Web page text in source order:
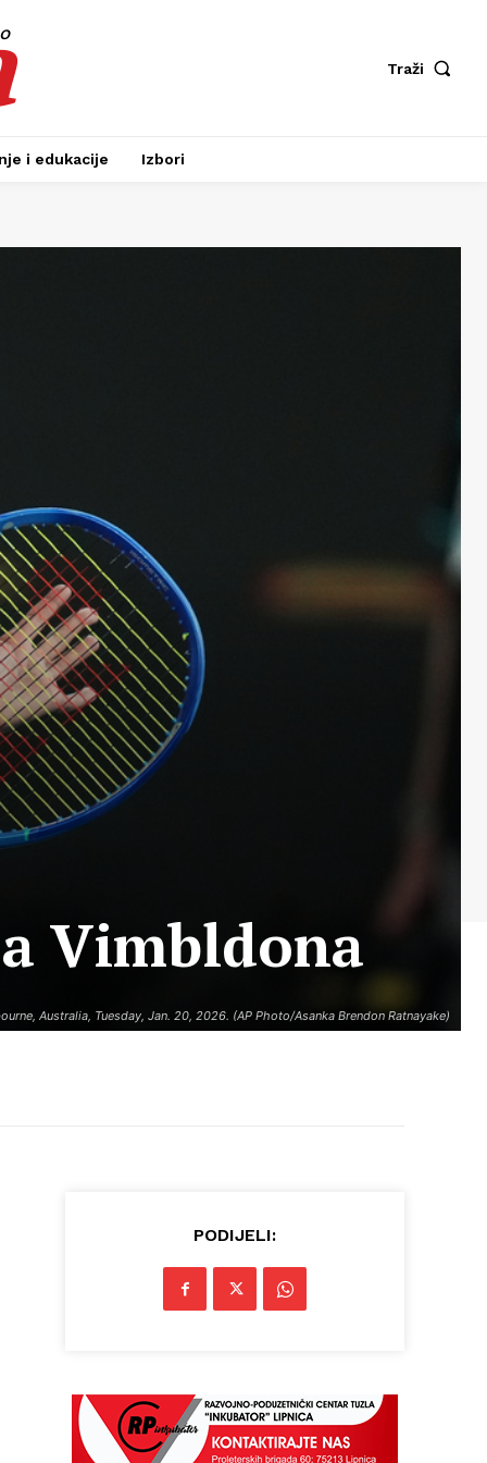
Traži
i edukacije Izbori
Australia, Tuesday, Jan. 20, 2026. (AP Photo/Asanka Brendon Ratnayake)
Vimbldona
PODIJELI: